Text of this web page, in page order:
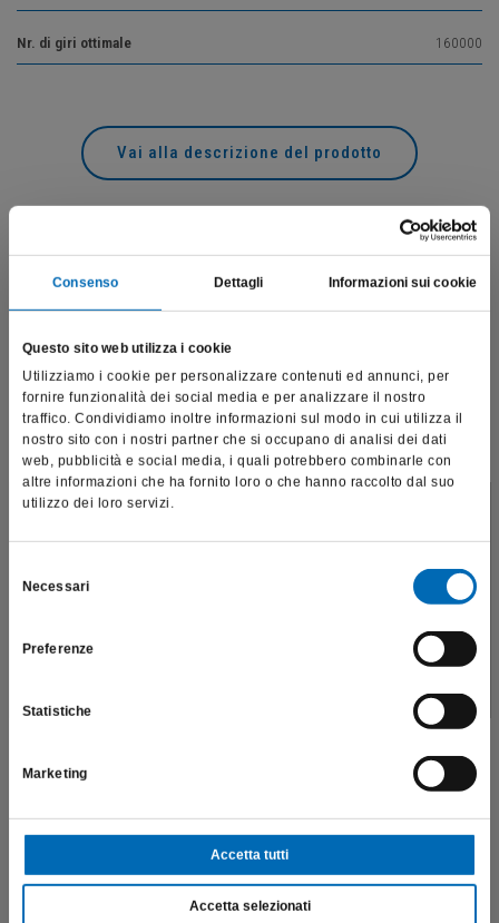
Consenso Dettagli Informazioni sui cookie
Questo sito web utilizza i cookie
Utilizziamo i cookie per personalizzare contenuti ed annunci, per
fornire funzionalità dei social media e per analizzare il nostro
traffico. Condividiamo inoltre informazioni sul modo in cui utilizza il
nostro sito con i nostri partner che si occupano di analisi dei dati
web, pubblicità e social media, i quali potrebbero combinarle con
altre informazioni che ha fornito loro o che hanno raccolto dal suo
utilizzo dei loro servizi.
delNecessari
Preferenze
Statistiche
Marketing
Accetta tutti
Accetta selezionati
Nr. di giri ottimale 160000
Vai alla descrizione del prodotto
Prodotti correlati
Scopri di più
professionali e riporta dati, prodotti e beni sensibili per la
salute e la sicurezza del paziente; pertanto, per visitare il sito,